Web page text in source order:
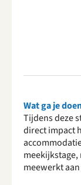
Wat ga je
Tijdens deze
direct impact
meekijkstage,
meewerkt